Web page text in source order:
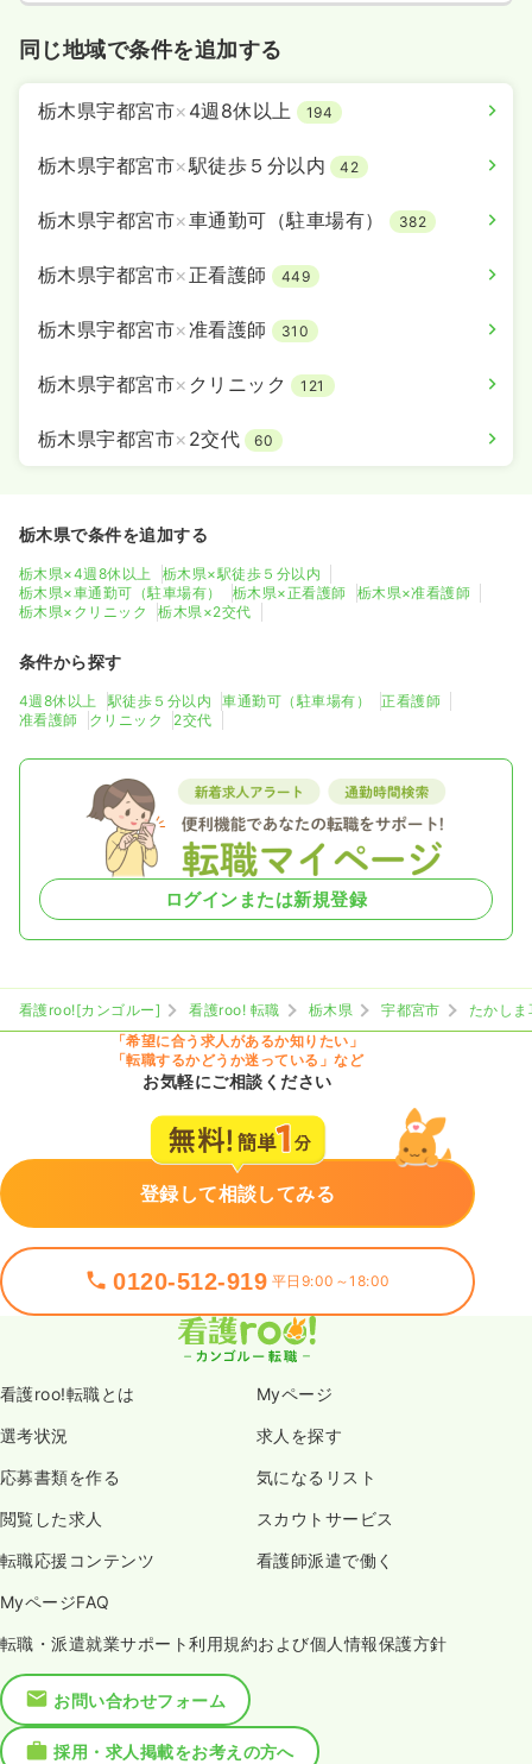
同じ地域で条件を追加する
栃木県宇都宮市× 4週8休以上 194
栃木県宇都宮市×駅徒歩５分以内 42
栃木県宇都宮市×車通勤可（駐車場有） 382
栃木県宇都宮市× 正看護師 449
栃木県宇都宮市×准看護師 310
栃木県宇都宮市× クリニック 121
栃木県宇都宮市× 2交代 60
栃木県で条件を追加する
栃木県×4週8休以上
栃木県×駅徒歩５分以内
栃木県×車通勤可（駐車場有）
栃木県×正看護師
栃木県×准看護師
栃木県×クリニック
栃木県×2交代
条件から探す
4週8休以上 駅徒歩５分以内 車通勤可（駐車場有）
正看護師
准看護師
クリニック 2交代
ログインまたは新規登録
看護roo![カンゴルー] 看護roo! 転職 栃木県 宇都宮市
たかし
「希望に合う求人があるか知りたい」
「転職するかどうか迷っている」など
お気軽にご相談ください
登録して相談してみる
0120-512-919 平日9:00～18:00
看護roo!転職とは Myページ
選考状況 求人を探す
応募書類を作る 気になるリスト
閲覧した求人 スカウトサービス
転職応援コンテンツ 看護師派遣で働く
MyページFAQ
転職・派遣就業サポート利用規約および個人情報保護方針
お問い合わせフォーム
採用・求人掲載をお考えの方へ